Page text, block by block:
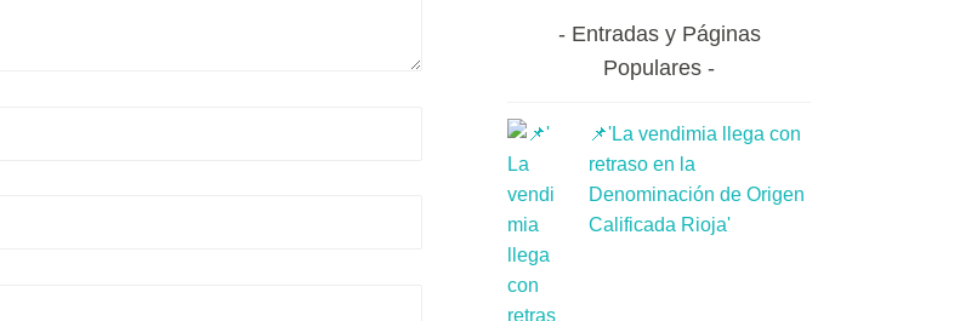
Entradas y Páginas
Populares
📌'La vendimia llega con
retraso en la
Denominación de Origen
Calificada Rioja'